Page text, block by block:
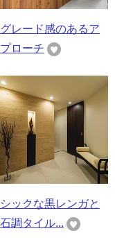
グレード感のあるア
プローチ
シックな黒レンガと
石調タイル...